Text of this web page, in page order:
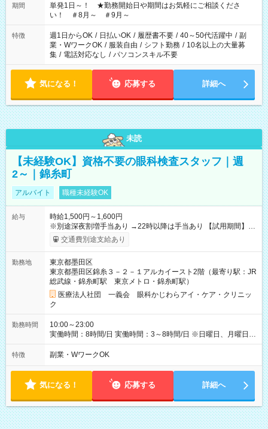
期間
単発1日～！ ★勤務開始日や期間はお気軽にご相談くださ
い！ ＃8月～ ＃9月～
特徴 週1日からOK / 日払いOK / 履歴書不要 / 40～50代活躍中 / 副
業・WワークOK / 服装自由 / シフト勤務 / 10名以上の大量募
集 / 電話対応なし / パソコンスキル不要
気になる！ 応募する 詳細へ
未読
【未経験OK】資格不要の眼科検査スタッフ｜週
2～｜錦糸町
アルバイト 職種未経験OK
給与
時給1,500円～1,600円
※別途深夜割増手当あり →22時以降は手当あり 【試用期間】試
用期間なし
交通費別途支給あり
勤務地
東京都墨田区
東京都墨田区錦糸３－２－１アルカイースト2階（最寄り駅：JR
総武線・錦糸町駅 東京メトロ・錦糸町駅）
医療法人社団 一義会 眼科かじわらアイ・ケア・クリニッ
ク
勤務時間
10:00～23:00
実働時間：8時間/日 実働時間：3～8時間/日 ※日曜日、月曜日、
祝日はお休みです 昇給：あり（業績による）
特徴 副業・WワークOK
気になる！ 応募する 詳細へ